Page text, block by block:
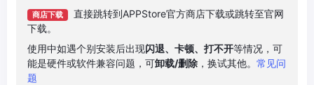
商店下载
直接跳转到APPStore官方商店下载或跳转至官网
下载。
使用中如遇个别安装后出现闪退、卡顿、打不开等情况，可
能是硬件或软件兼容问题，可卸载/删除 ，换试其他。 常见问
题